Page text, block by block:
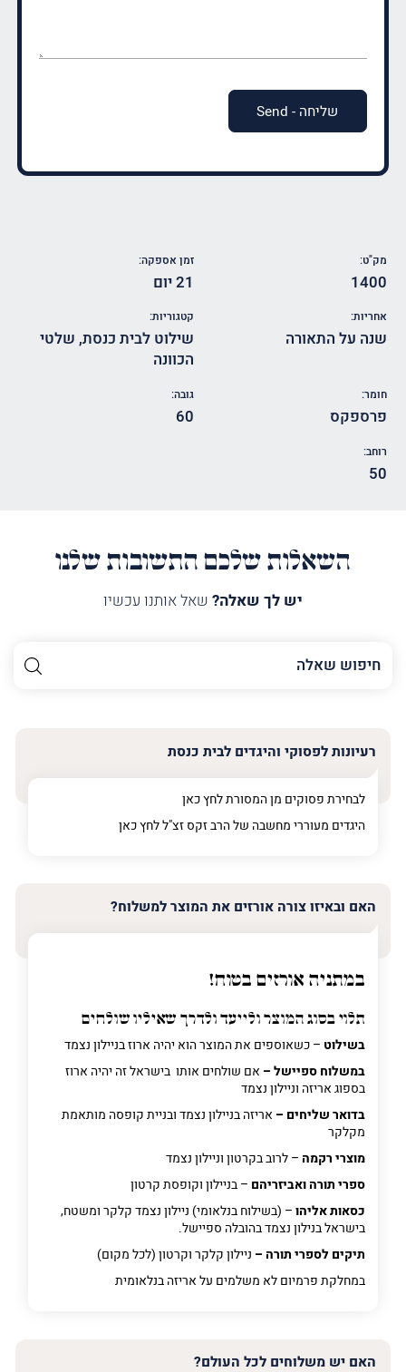
מק"ט:
1400
זמן אספקה:
21 יום
אחריות:
שנה על התאורה
קטגוריות:
שילוט לבית כנסת, שלטי
הכוונה
חומר:
פרספקס
גובה:
60
רוחב:
50
השאלות שלכם התשובות שלנו
יש לך שאלה? שאל אותנו עכשיו
השם
שלך
טלפון (חובה)
מה
מדובר
פרט על מה מדובר
רעיונות לפסוקי והיגדים לבית כנסת
לבחירת פסוקים מן המסורת לחץכאן
היגדים מעוררי מחשבה של הרב זקס זצ"ל לחץכאן
האם ובאיזו צורה אורזים את המוצר למשלוח?
במתניה אורזים בטוח!
תלוי בסוג המוצר ולייעד ולדרך שאיליו שולחים
בשילוט – כשאוספים את המוצר הוא יהיה ארוז בניילון נצמד
במשלוח ספיישל – אם שולחים אותו בישראל זה יהיה ארוז
בספוג אריזה וניילון נצמד
בדואר שליחים – אריזה בניילון נצמד ובניית קופסה מותאמת
מקלקר
מוצרי רקמה – לרוב בקרטון וניילון נצמד
ספרי תורה ואביזריהם – בניילון וקופסת קרטון
כסאות אליהו– (בשילוח בנלאומי) ניילון נצמד קלקר ומשטח,
בישראל בנילון נצמד בהובלה ספיישל.
תיקים לספרי תורה – ניילון קלקר וקרטון (לכל מקום)
במחלקת פרמיוםלא משלמים על אריזה בנלאומית
האם יש משלוחים לכל העולם?